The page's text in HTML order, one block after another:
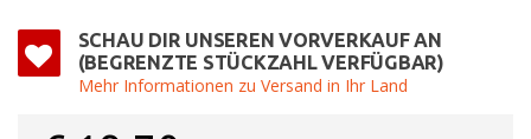
SCHAU DIR UNSEREN VORVERKAUF AN
(BEGRENZTE STÜCKZAHL VERFÜGBAR)
Mehr Informationen zu Versand in Ihr Land